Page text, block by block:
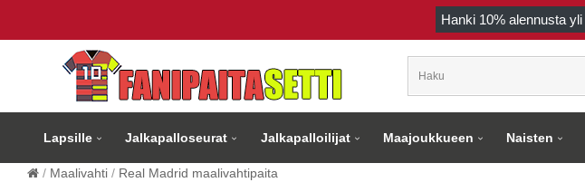
Hanki 10% alennusta yli
Lapsille Jalkapalloseurat Jalkapalloilijat Maajoukkueen Naisten
Maalivahti Real Madrid maalivahtipaita